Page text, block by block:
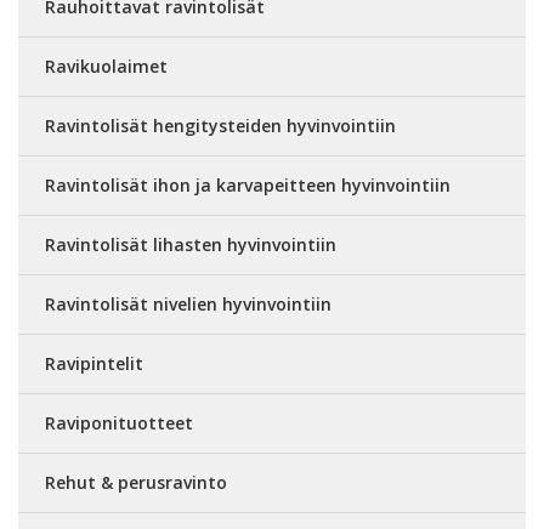
Rauhoittavat ravintolisät
Ravikuolaimet
Ravintolisät hengitysteiden hyvinvointiin
Ravintolisät ihon ja karvapeitteen hyvinvointiin
Ravintolisät lihasten hyvinvointiin
Ravintolisät nivelien hyvinvointiin
Ravipintelit
Raviponituotteet
Rehut & perusravinto